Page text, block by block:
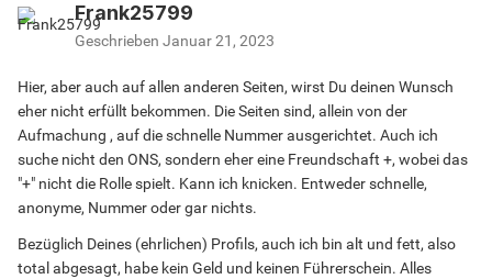
Frank25799
Geschrieben Januar 21, 2023
Hier, aber auch auf allen anderen Seiten, wirst Du deinen Wunsch
eher nicht erfüllt bekommen. Die Seiten sind, allein von der
Aufmachung , auf die schnelle Nummer ausgerichtet. Auch ich
suche nicht den ONS, sondern eher eine Freundschaft +, wobei das
"+" nicht die Rolle spielt. Kann ich knicken. Entweder schnelle,
anonyme, Nummer oder gar nichts.
Bezüglich Deines (ehrlichen) Profils, auch ich bin alt und fett, also
total abgesagt, habe kein Geld und keinen Führerschein. Alles